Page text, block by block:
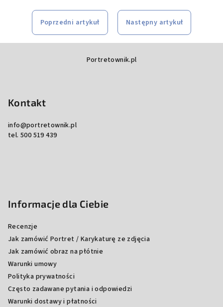
Poprzedni artykuł Następny artykuł
Portretownik.pl
Kontakt
info@portretownik.pl
tel. 500 519 439
Informacje dla Ciebie
Recenzje
Jak zamówić Portret / Karykaturę ze zdjęcia
Jak zamówić obraz na płótnie
Warunki umowy
Polityka prywatności
Często zadawane pytania i odpowiedzi
Warunki dostawy i płatności